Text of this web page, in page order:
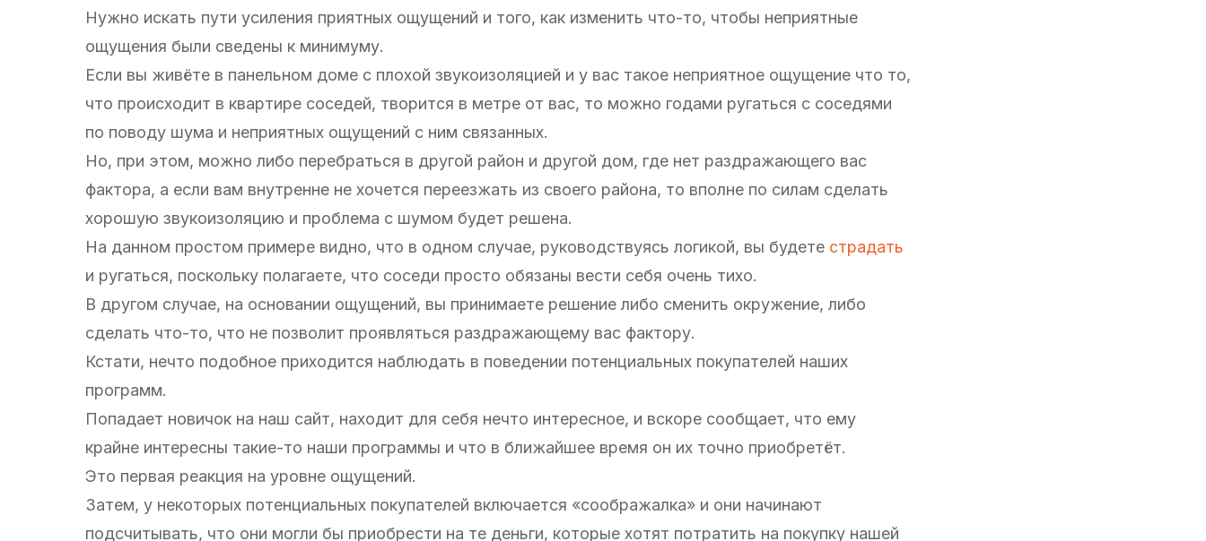
Нужно искать пути усиления приятных ощущений и того, как изменить что-то, чтобы неприятные
ощущения были сведены к минимуму.
Если вы живёте в панельном доме с плохой звукоизоляцией и у вас такое неприятное ощущение что то,
что происходит в квартире соседей, творится в метре от вас, то можно годами ругаться с соседями
по поводу шума и неприятных ощущений с ним связанных.
Но, при этом, можно либо перебраться в другой район и другой дом, где нет раздражающего вас
фактора, а если вам внутренне не хочется переезжать из своего района, то вполне по силам сделать
хорошую звукоизоляцию и проблема с шумом будет решена.
На данном простом примере видно, что в одном случае, руководствуясь логикой, вы будете страдать
и ругаться, поскольку полагаете, что соседи просто обязаны вести себя очень тихо.
В другом случае, на основании ощущений, вы принимаете решение либо сменить окружение, либо
сделать что-то, что не позволит проявляться раздражающему вас фактору.
Кстати, нечто подобное приходится наблюдать в поведении потенциальных покупателей наших
программ.
Попадает новичок на наш сайт, находит для себя нечто интересное, и вскоре сообщает, что ему
крайне интересны такие-то наши программы и что в ближайшее время он их точно приобретёт.
Это первая реакция на уровне ощущений.
Затем, у некоторых потенциальных покупателей включается «соображалка» и они начинают
подсчитывать, что они могли бы приобрести на те деньги, которые хотят потратить на покупку нашей